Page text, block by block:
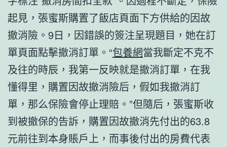
起見，張蜜斯購置了飯店頁面下方供給的因故
撤消險。9日，因錯誤的簽注呈現題目，她在訂
單頁面點擊撤消訂單。“包養網當我斷定不克不
及往的時辰，我第一反映就是撤消訂單，在我
懂得里，購置因故撤消險后，假如我撤消訂
單，那么保險會停止理賠。”但隨后，張蜜斯收
到被撤保的告訴，購置因故撤消先付出的63.8
元前往到本身賬戶上，而事後付出的房費代表